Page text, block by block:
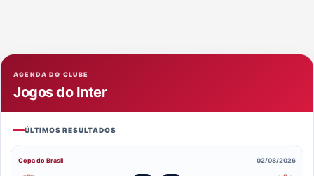
AGENDA DO CLUBE
Jogos do Inter
ÚLTIMOS RESULTADOS
Copa do Brasil 02/08/2026